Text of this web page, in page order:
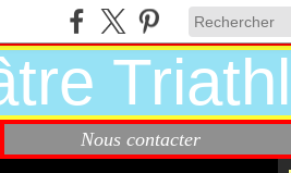
Nous contacter